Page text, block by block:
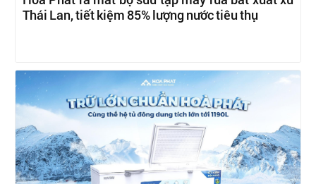
Thái Lan, tiết kiệm 85% lượng nước tiêu thụ